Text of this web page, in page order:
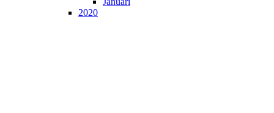
2020